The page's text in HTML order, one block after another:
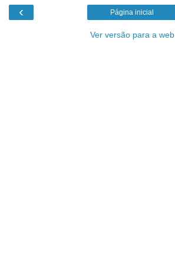
‹ Página inicial
Ver versão para a web